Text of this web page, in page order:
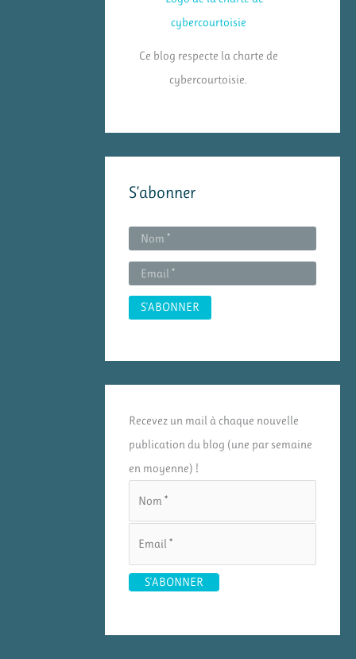
Ce blog respecte la charte de
cybercourtoisie.
S’abonner
Recevez un mail à chaque nouvelle
publication du blog (une par semaine
en moyenne) !